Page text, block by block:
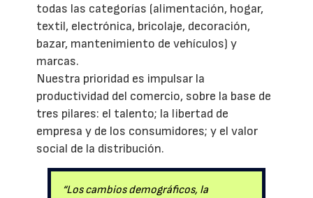
todas las categorías (alimentación, hogar,
textil, electrónica, bricolaje, decoración,
bazar, mantenimiento de vehículos) y
marcas.
Nuestra prioridad es impulsar la
productividad del comercio, sobre la base de
tres pilares: el talento; la libertad de
empresa y de los consumidores; y el valor
social de la distribución.
“Los cambios demográficos, la